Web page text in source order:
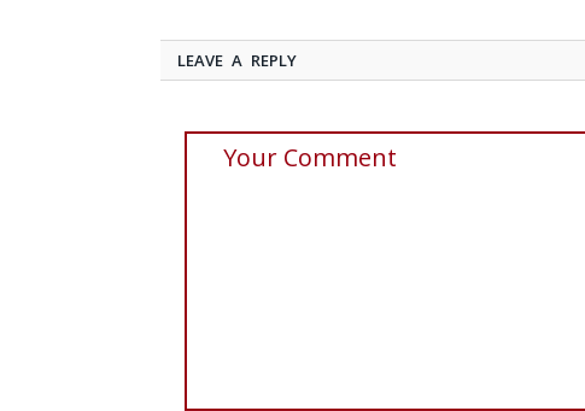
LEAVE A REPLY